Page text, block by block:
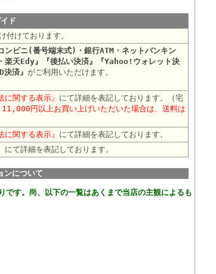
ド
付けております。
ンビニ(番号端末式)・銀行ATM・ネットバンキン
楽天Edy』『後払い決済』『Yahoo!ウォレット決
済』 がご利用いただけます。
に関する表示』 にて詳細を表記しております。（宅
11,000円以上お買い上げいただいた場合は、送料は
に関する表示』 にて詳細を表記しております。
にて詳細を表記しております。
ンについて
です。尚、以下の一覧はあくまで当店の主観によるも